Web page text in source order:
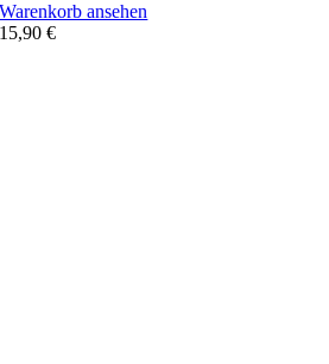
Warenkorb ansehen
15,90€